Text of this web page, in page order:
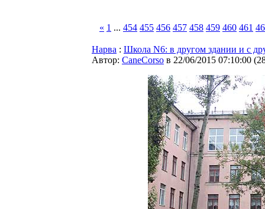
« 1 ... 454 455 456 457 458 459 460 461
Нарва : Школа N6: в другом здании и с
Автор: CaneCorso в 22/06/2015 07:10:00 (